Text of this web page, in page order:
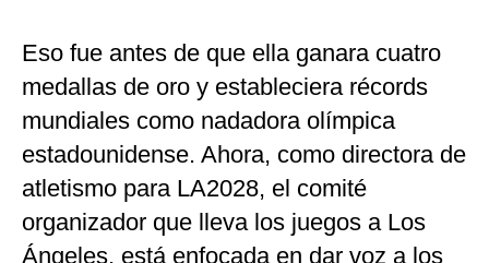
Eso fue antes de que ella ganara cuatro
medallas de oro y estableciera récords
mundiales como nadadora olímpica
estadounidense. Ahora, como directora de
atletismo para LA2028, el comité
organizador que lleva los juegos a Los
Ángeles, está enfocada en dar voz a los